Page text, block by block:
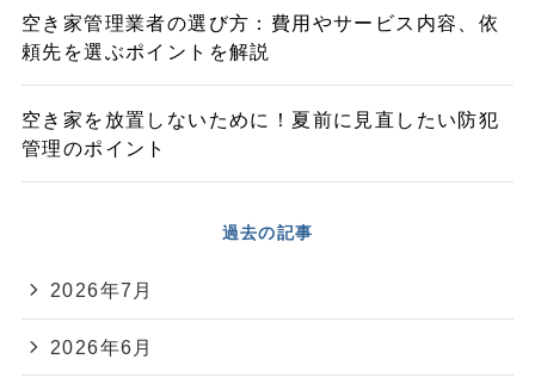
空き家管理業者の選び方：費用やサービス内容、依
頼先を選ぶポイントを解説
空き家を放置しないために！夏前に見直したい防犯
管理のポイント
過去の記事
2026年7月
2026年6月